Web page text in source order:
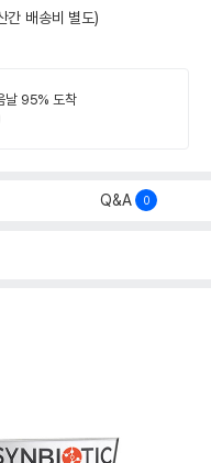
간 배송비 별도)
날 95% 도착
Q&A 0